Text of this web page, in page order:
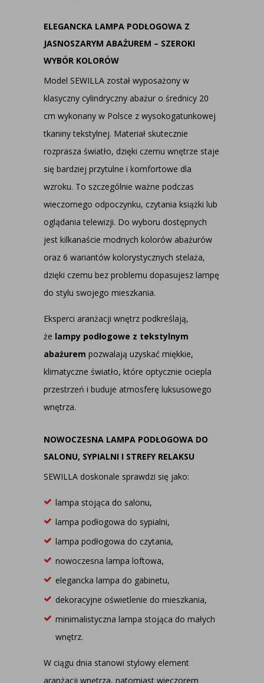
ELEGANCKA LAMPA PODŁOGOWA Z
JASNOSZARYM ABAŻUREM – SZEROKI
WYBÓR KOLORÓW
Model SEWILLA został wyposażony w
klasyczny cylindryczny abażur o średnicy 20
cm wykonany w Polsce z wysokogatunkowej
tkaniny tekstylnej. Materiał skutecznie
rozprasza światło, dzięki czemu wnętrze staje
się bardziej przytulne i komfortowe dla
wzroku. To szczególnie ważne podczas
wieczornego odpoczynku, czytania książki lub
oglądania telewizji. Do wyboru dostępnych
jest kilkanaście modnych kolorów abażurów
oraz 6 wariantów kolorystycznych stelaża,
dzięki czemu bez problemu dopasujesz lampę
do stylu swojego mieszkania.
Eksperci aranżacji wnętrz podkreślają,
że lampy podłogowe z tekstylnym
abażurem pozwalają uzyskać miękkie,
klimatyczne światło, które optycznie ociepla
przestrzeń i buduje atmosferę luksusowego
wnętrza.
NOWOCZESNA LAMPA PODŁOGOWA DO
SALONU, SYPIALNI I STREFY RELAKSU
SEWILLA doskonale sprawdzi się jako:
lampa stojąca do salonu,
lampa podłogowa do sypialni,
lampa podłogowa do czytania,
nowoczesna lampa loftowa,
elegancka lampa do gabinetu,
dekoracyjne oświetlenie do mieszkania,
minimalistyczna lampa stojąca do małych
wnętrz.
W ciągu dnia stanowi stylowy element
aranżacji wnętrza, natomiast wieczorem